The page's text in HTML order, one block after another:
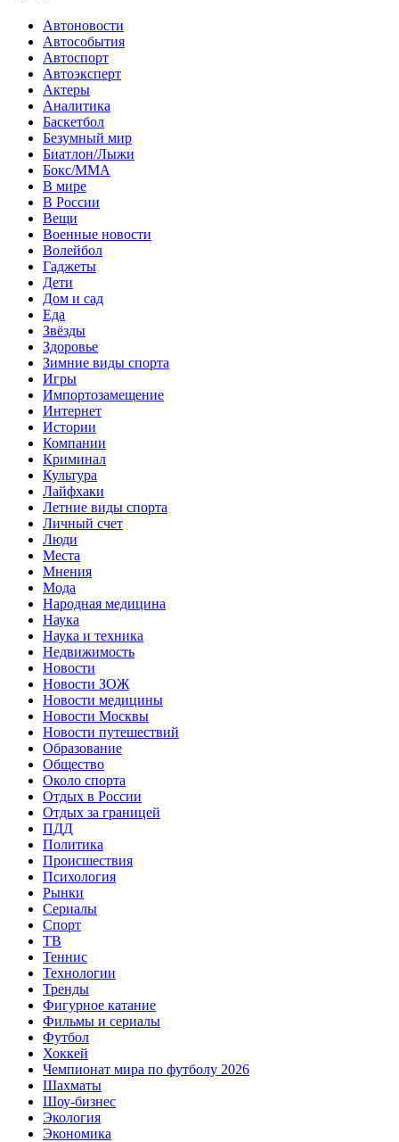
Автоновости
Автособытия
Автоспорт
Автоэксперт
Актеры
Аналитика
Баскетбол
Безумный мир
Биатлон/Лыжи
Бокс/MMA
В мире
В России
Вещи
Военные новости
Волейбол
Гаджеты
Дети
Дом и сад
Еда
Звёзды
Здоровье
Зимние виды спорта
Игры
Импортозамещение
Интернет
Истории
Компании
Криминал
Культура
Лайфхаки
Летние виды спорта
Личный счет
Люди
Места
Мнения
Мода
Народная медицина
Наука
Наука и техника
Недвижимость
Новости
Новости ЗОЖ
Новости медицины
Новости Москвы
Новости путешествий
Образование
Общество
Около спорта
Отдых в России
Отдых за границей
ПДД
Политика
Происшествия
Психология
Рынки
Сериалы
Спорт
ТВ
Теннис
Технологии
Тренды
Фигурное катание
Фильмы и сериалы
Футбол
Хоккей
Чемпионат мира по футболу 2026
Шахматы
Шоу-бизнес
Экология
Экономика